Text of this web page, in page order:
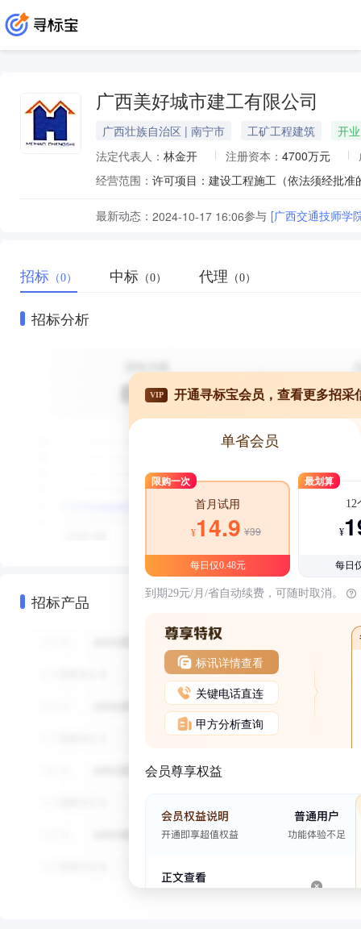
广西美好城市建工有限公司
广西壮族自治区 | 南宁市 工矿工程建筑
开业
法定代表人： 林金开 注册资本： 4700万元
经营范围：
最新动态： 2024-10-17 16:06参与 [广西交通技师学
招标 （0） 中标 （0） 代理 （0）
招标分析
招标产品
VIP 开通寻标宝会员，查看更多招采
单省会员
限购一次
首月试用
¥14.9 ¥39
每日仅0.48元
最划算
12
¥
每日
到期29元/月/省自动续费，可随时取消。
标讯详情查看
关键电话直连
甲方分析查询
会员尊享权益